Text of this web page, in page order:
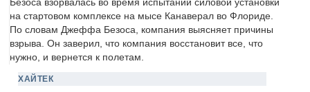
Безоса взорвалась во время испытаний силовой установки
на стартовом комплексе на мысе Канаверал во Флориде.
По словам Джеффа Безоса, компания выясняет причины
взрыва. Он заверил, что компания восстановит все, что
нужно, и вернется к полетам.
ХАЙТЕК